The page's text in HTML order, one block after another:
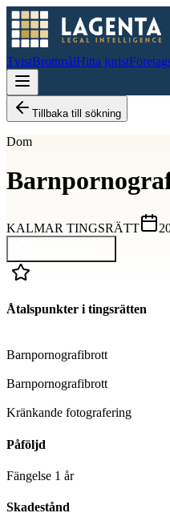
TvistBrottmålHitta jurist
Tillbaka till sökning
Dom
KALMAR TINGSRÄTT
Åtalspunkter i tingsrätten
Barnpornografibrott
Barnpornografibrott
Kränkande fotografering
Påföljd
Fängelse 1 år
Skadestånd